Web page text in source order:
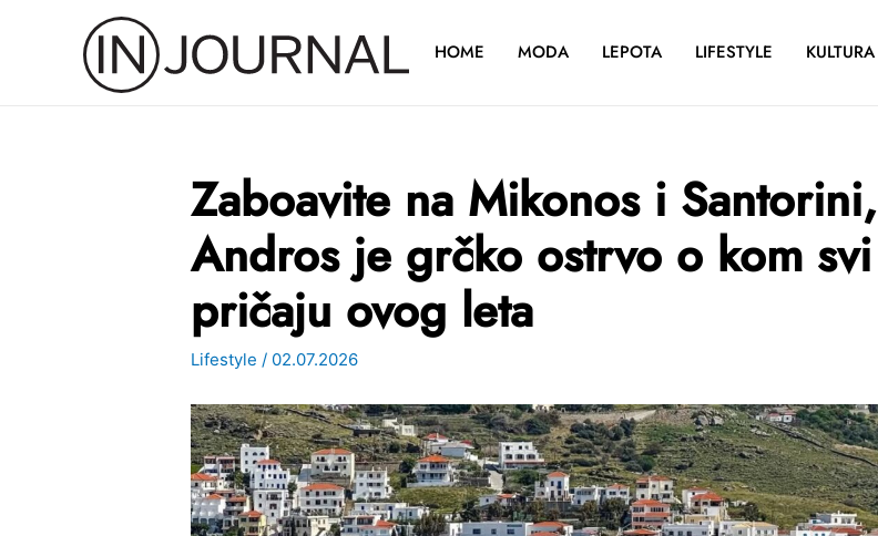
HOME MODA LEPOTA LIFESTYLE KULTURA
Zaboavite na Mikonos i Santorini,
Andros je grčko ostrvo o kom svi
pričaju ovog leta
Lifestyle / 02.07.2026